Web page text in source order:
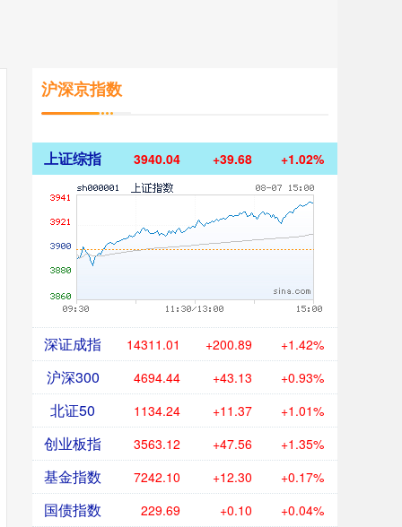
沪深京指数
上证综指 3940.04 +39.68 +1.02%
深证成指 14311.01 +200.89 +1.42%
沪深300 4694.44 +43.13 +0.93%
北证50 1134.24 +11.37 +1.01%
创业板指 3563.12 +47.56 +1.35%
基金指数 7242.10 +12.30 +0.17%
国债指数 229.69 +0.10 +0.04%